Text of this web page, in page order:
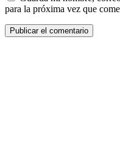
para la próxima vez que